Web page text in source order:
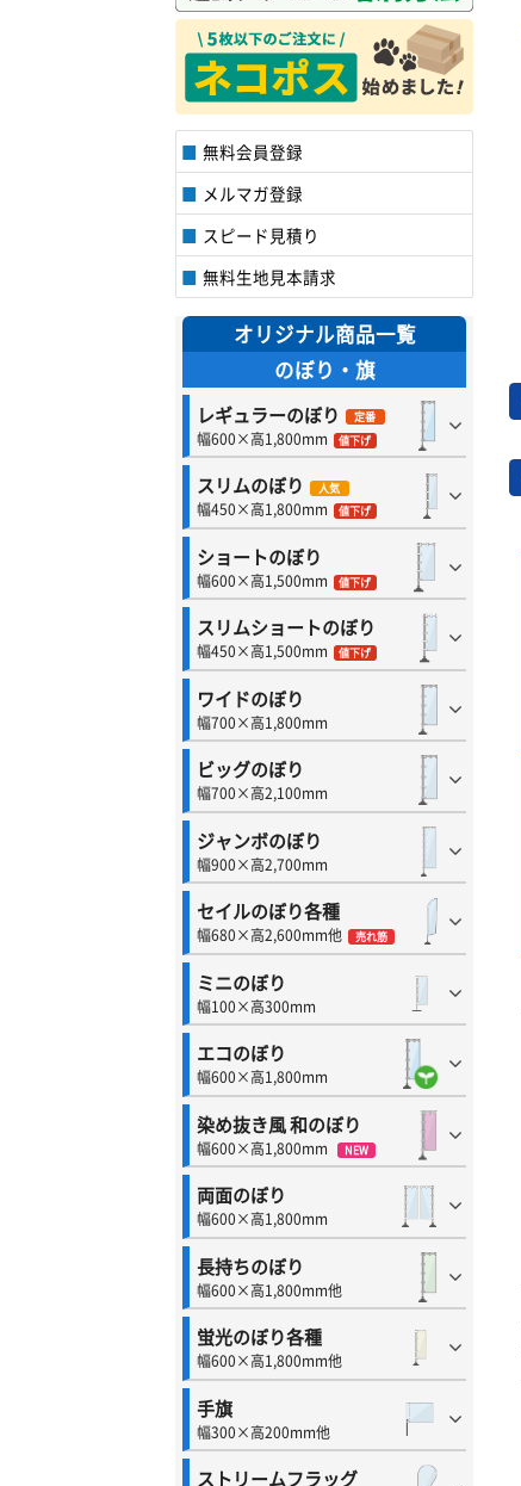
無料会員登録
メルマガ登録
スピード見積り
無料生地見本請求
オリジナル商品一覧
のぼり・旗
レギュラーのぼり 定番
幅600×高1,800mm 値下げ
スリムのぼり 人気
幅450×高1,800mm 値下げ
ショートのぼり
幅600×高1,500mm 値下げ
スリムショートのぼり
幅450×高1,500mm 値下げ
ワイドのぼり
幅700×高1,800mm
ビッグのぼり
幅700×高2,100mm
ジャンボのぼり
幅900×高2,700mm
セイルのぼり各種
幅680×高2,600mm他 売れ筋
ミニのぼり
幅100×高300mm
エコのぼり
幅600×高1,800mm
染め抜き風 和のぼり
幅600×高1,800mm NEW
両面のぼり
幅600×高1,800mm
長持ちのぼり
幅600×高1,800mm他
蛍光のぼり各種
幅600×高1,800mm他
手旗
幅300×高200mm他
ストリームフラッグ